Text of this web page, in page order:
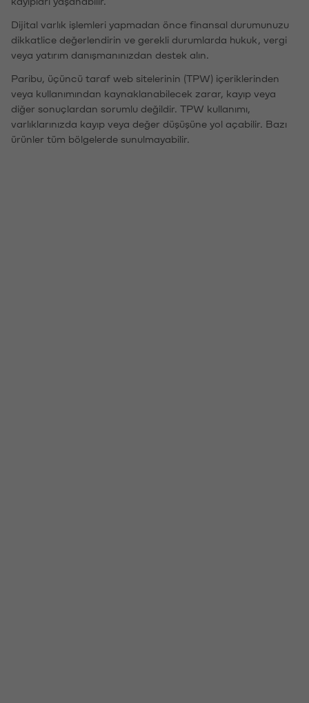
Dijital varlık işlemleri yapmadan önce finansal durumunuzu
dikkatlice değerlendirin ve gerekli durumlarda hukuk, vergi
veya yatırım danışmanınızdan destek alın.
Paribu, üçüncü taraf web sitelerinin (TPW) içeriklerinden
veya kullanımından kaynaklanabilecek zarar, kayıp veya
diğer sonuçlardan sorumlu değildir. TPW kullanımı,
varlıklarınızda kayıp veya değer düşüşüne yol açabilir. Bazı
ürünler tüm bölgelerde sunulmayabilir.